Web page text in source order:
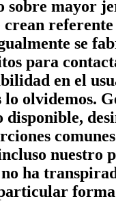
sobre mayor
crean
se
para
en el
lo olvidemos.
comunes
nuestro
ha